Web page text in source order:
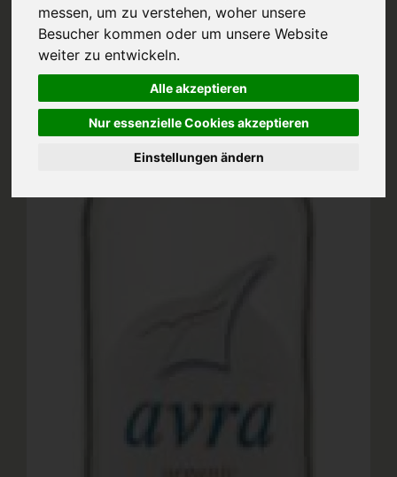
messen, um zu verstehen, woher unsere
Besucher kommen oder um unsere Website
weiter zu entwickeln.
Alle akzeptieren
Nur essenzielle Cookies akzeptieren
Einstellungen ändern